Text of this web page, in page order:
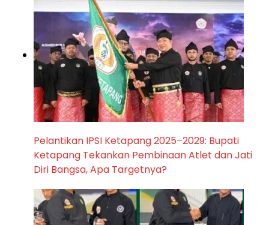
Pelantikan IPSI Ketapang 2025–2029: Bupati
Ketapang Tekankan Pembinaan Atlet dan Jati
Diri Bangsa, Apa Targetnya?